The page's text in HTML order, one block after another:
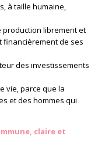
à taille humaine,
production librement et
de ses
des investissements
vie, parce que la
et des hommes qui
claire et